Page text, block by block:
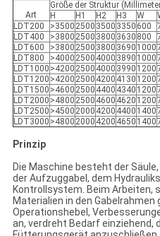
Art
Größe der Struktur
H H1 H2 H3 W
LDT200
>3500 2500 3500 3350 600
LDT400
>3800 2500 3800 3630 800
LDT600
>3800 2500 3800 3690 1000
LDT800
>4000 2500 4000 3890 1000
LDT1000 >4200 2500 4000 3990 1200
LDT1200 >4200 2500 4200 4130 1200
LDT1500 >4600 2500 4400 4340 1200
LDT2000 >4800 2500 4600 4620 1200
LDT2500 >4500 2000 4200 4400 1400
LDT3000 >4800 2000 4200 4650 1400
Prinzip
Die Maschine besteht der
der Aufzuggabel, dem
Kontrollsystem. Beim Arbeiten,
Materialien in den
Operationshebel,
an, verdreht Bedarf einziehend,